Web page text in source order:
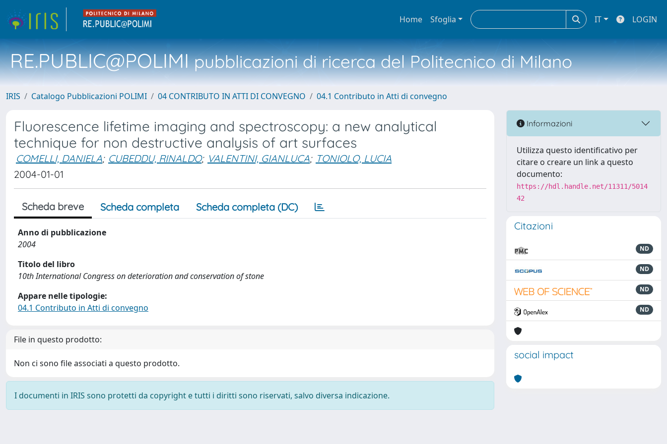
Home Sfoglia IT LOGIN
RE.PUBLIC@POLIMIpubblicazioni di ricerca del Politecnico di Milano
IRIS Catalogo Pubblicazioni POLIMI 04 CONTRIBUTO IN ATTI DI CONVEGNO 04.1 Contributo in Atti di convegno
Fluorescence lifetime imaging and spectroscopy: a new analytical
technique for non destructive analysis of art surfaces
COMELLI, DANIELA; CUBEDDU, RINALDO; VALENTINI, GIANLUCA; TONIOLO, LUCIA
2004-01-01
Scheda breve Scheda completa Scheda completa (DC)
Anno di pubblicazione
2004
Titolo del libro
10th International Congress on deterioration and conservation of stone
Appare nelle tipologie:
04.1 Contributo in Atti di convegno
File in questo prodotto:
Non ci sono file associati a questo prodotto.
I documenti in IRIS sono protetti da copyright e tutti i diritti sono riservati, salvo diversa indicazione.
Informazioni
Utilizza questo identificativo per
citare o creare un link a questo
documento:
https://hdl.handle.net/11311/5014
42
Citazioni
ND
ND
ND
ND
social impact